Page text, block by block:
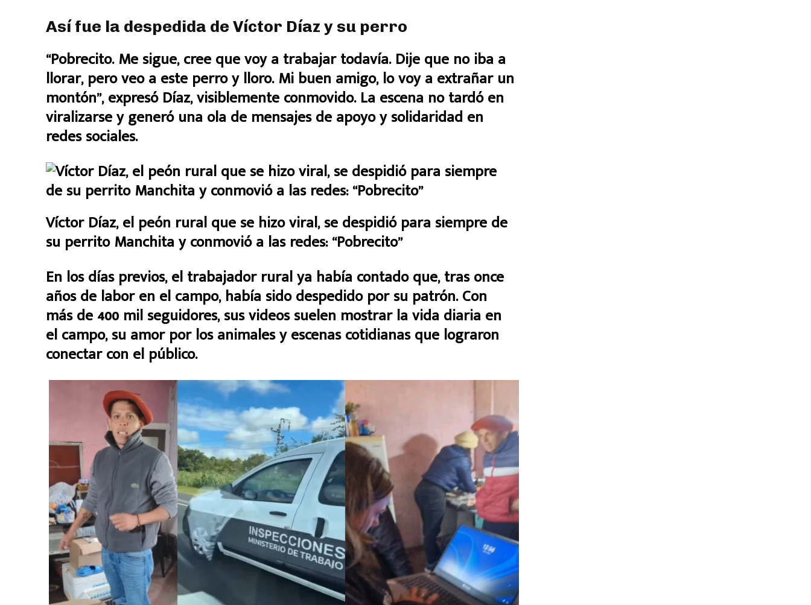
Así fue la despedida de Víctor Díaz y su perro
“Pobrecito. Me sigue, cree que voy a trabajar todavía. Dije que no iba a
llorar, pero veo a este perro y lloro. Mi buen amigo, lo voy a extrañar un
montón”, expresó Díaz, visiblemente conmovido. La escena no tardó en
viralizarse y generó una ola de mensajes de apoyo y solidaridad en
redes sociales.
Víctor Díaz, el peón rural que se hizo viral, se despidió para siempre de
su perrito Manchita y conmovió a las redes: “Pobrecito”
En los días previos, el trabajador rural ya había contado que, tras once
años de labor en el campo, había sido despedido por su patrón. Con
más de 400 mil seguidores, sus videos suelen mostrar la vida diaria en
el campo, su amor por los animales y escenas cotidianas que lograron
conectar con el público.